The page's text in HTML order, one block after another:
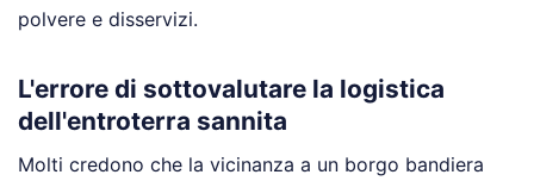
polvere e disservizi.
L'errore di sottovalutare la logistica
dell'entroterra sannita
Molti credono che la vicinanza a un borgo bandiera